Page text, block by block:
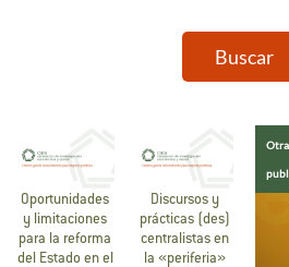
Buscar
Oportunidades
y limitaciones
para la reforma
del Estado en el
Discursos y
prácticas (des)
centralistas en
la «periferia»